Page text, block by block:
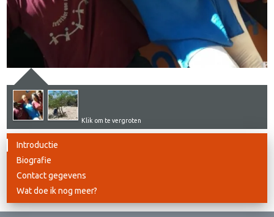
Klik om te vergroten
Introductie
Biografie
Contact gegevens
Wat doe ik nog meer?